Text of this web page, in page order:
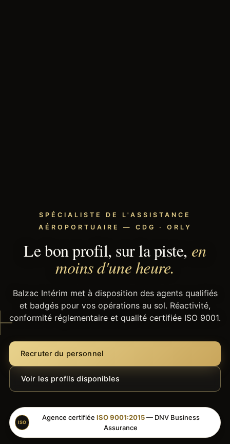
SPÉCIALISTE DE L'ASSISTANCE
AÉROPORTUAIRE — CDG · ORLY
Le bon profil, sur la piste, en
moins d'une heure.
Balzac Intérim met à disposition des agents qualifiés
et badgés pour vos opérations au sol. Réactivité,
conformité réglementaire et qualité certifiée ISO 9001.
Recruter du personnel
Voir les profils disponibles
ISO
Agence certifiée ISO 9001:2015— DNV Business
Assurance